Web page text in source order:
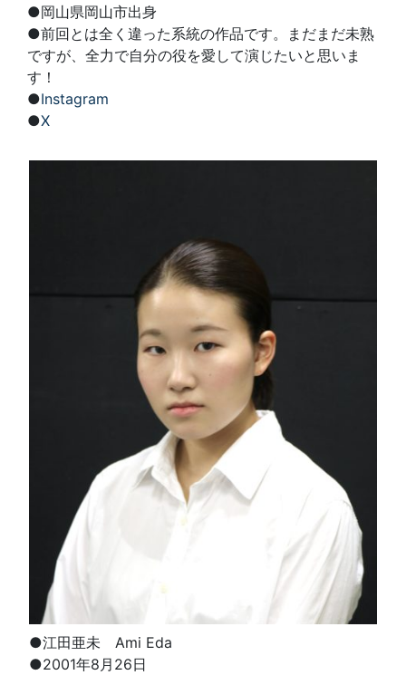
●岡山県岡山市出身
●前回とは全く違った系統の作品です。まだまだ未熟
ですが、全力で自分の役を愛して演じたいと思いま
す！
●Instagram
●X
●江田亜未 Ami Eda
●2001年8月26日